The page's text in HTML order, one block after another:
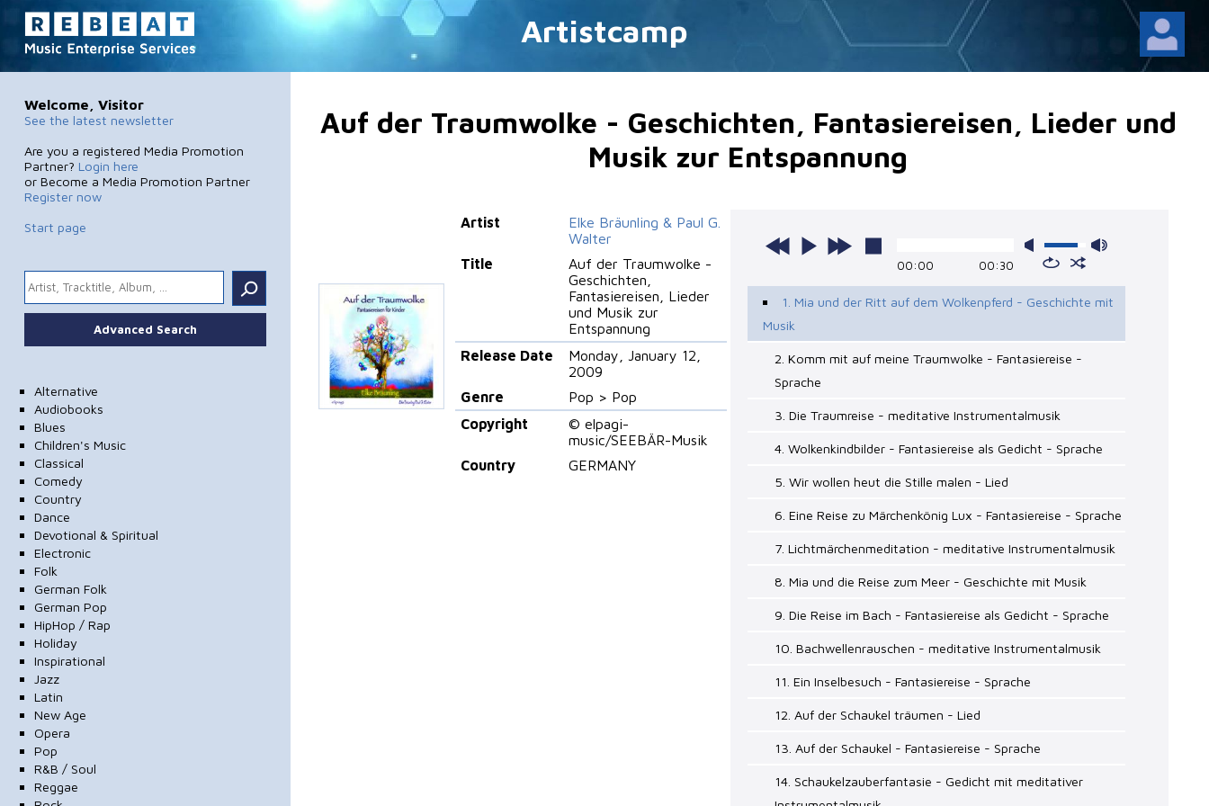
Artistcamp
Welcome, Visitor
See the latest newsletter
Are you a registered Media Promotion
Partner? Login here
or Become a Media Promotion Partner
Register now
Start page
.
Advanced Search
Alternative
Audiobooks
Blues
Children's Music
Classical
Comedy
Country
Dance
Devotional & Spiritual
Electronic
Folk
German Folk
German Pop
HipHop / Rap
Holiday
Inspirational
Jazz
Latin
New Age
Opera
Pop
R&B / Soul
Reggae
Auf der Traumwolke - Geschichten, Fantasiereisen, Lieder und
Musik zur Entspannung
Artist
Elke Bräunling & Paul G.
Walter
Title
Auf der Traumwolke -
Geschichten,
Fantasiereisen, Lieder
und Musik zur
Entspannung
Release Date
Monday, January 12,
2009
Genre
Pop > Pop
Copyright
© elpagi-
music/SEEBÄR-Musik
Country
GERMANY
00:00 00:30
1. Mia und der Ritt auf dem Wolkenpferd - Geschichte mit
Musik
2. Komm mit auf meine Traumwolke - Fantasiereise -
Sprache
3. Die Traumreise - meditative Instrumentalmusik
4. Wolkenkindbilder - Fantasiereise als Gedicht - Sprache
5. Wir wollen heut die Stille malen - Lied
6. Eine Reise zu Märchenkönig Lux - Fantasiereise - Sprache
7. Lichtmärchenmeditation - meditative Instrumentalmusik
8. Mia und die Reise zum Meer - Geschichte mit Musik
9. Die Reise im Bach - Fantasiereise als Gedicht - Sprache
10. Bachwellenrauschen - meditative Instrumentalmusik
11. Ein Inselbesuch - Fantasiereise - Sprache
12. Auf der Schaukel träumen - Lied
13. Auf der Schaukel - Fantasiereise - Sprache
14. Schaukelzauberfantasie - Gedicht mit meditativer